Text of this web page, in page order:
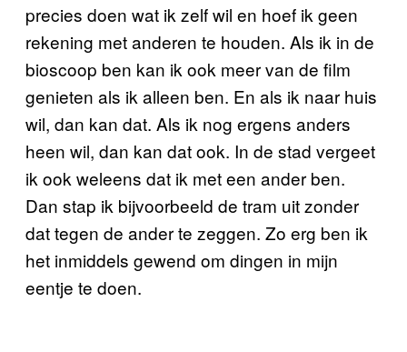
precies doen wat ik zelf wil en hoef ik geen
rekening met anderen te houden. Als ik in de
bioscoop ben kan ik ook meer van de film
genieten als ik alleen ben. En als ik naar huis
wil, dan kan dat. Als ik nog ergens anders
heen wil, dan kan dat ook. In de stad vergeet
ik ook weleens dat ik met een ander ben.
Dan stap ik bijvoorbeeld de tram uit zonder
dat tegen de ander te zeggen. Zo erg ben ik
het inmiddels gewend om dingen in mijn
eentje te doen.